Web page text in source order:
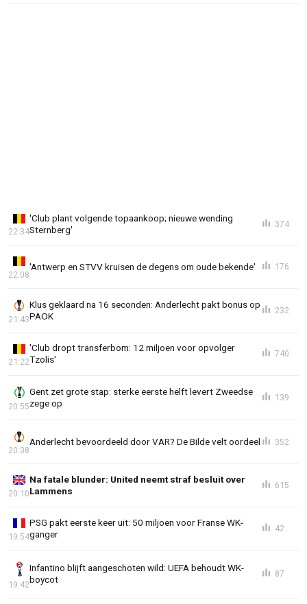
'Club plant volgende topaankoop; nieuwe wending
Sternberg'
22:34
374
'Antwerp en STVV kruisen de degens om oude bekende'
22:08
176
Klus geklaard na 16 seconden: Anderlecht pakt bonus op
PAOK
21:43
232
'Club dropt transferbom: 12 miljoen voor opvolger
Tzolis'
21:22
740
Gent zet grote stap: sterke eerste helft levert Zweedse
zege op
20:55
139
Anderlecht bevoordeeld door VAR? De Bilde velt oordeel
20:38
352
Na fatale blunder: United neemt straf besluit over
Lammens
20:10
615
PSG pakt eerste keer uit: 50 miljoen voor Franse WK-
ganger
19:54
42
Infantino blijft aangeschoten wild: UEFA behoudt WK-
boycot
19:42
87